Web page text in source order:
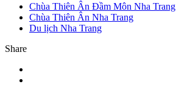
Chùa Thiên Ân Đầm Môn Nha Trang
Chùa Thiên Ân Nha Trang
Du lịch Nha Trang
Share